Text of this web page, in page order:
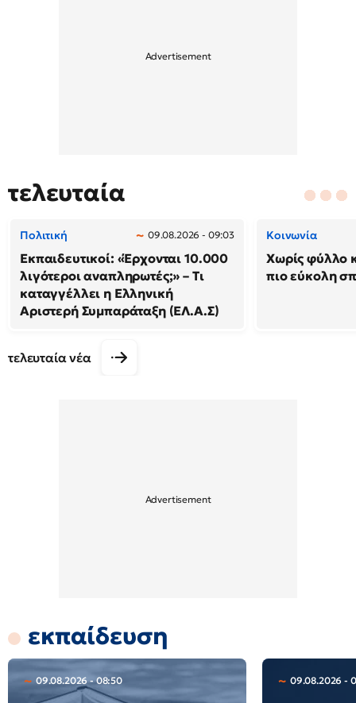
τελευταία
Πολιτική 09.08.2026 - 09:03
Εκπαιδευτικοί: «Έρχονται 10.000
λιγότεροι αναπληρωτές;» – Τι
καταγγέλλει η Ελληνική
Αριστερή Συμπαράταξη (ΕΛ.Α.Σ)
Κοινωνία
Χωρίς φύλλο
πιο εύκολη
τελευταία νέα
εκπαίδευση
09.08.2026 - 08:50 09.08.2026 -